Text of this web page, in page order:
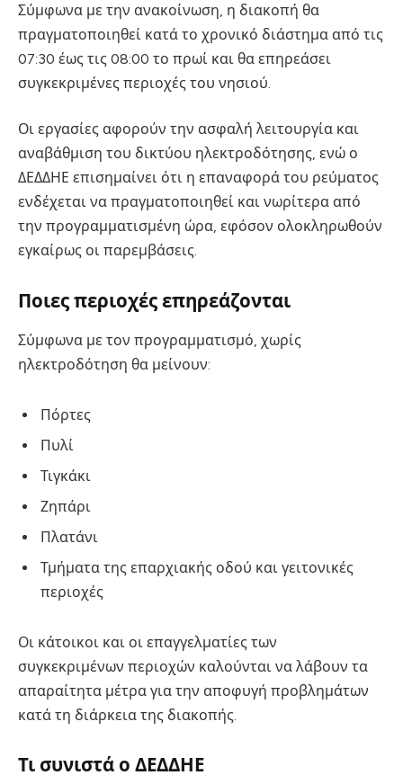
Σύμφωνα με την ανακοίνωση, η διακοπή θα
πραγματοποιηθεί κατά το χρονικό διάστημα από τις
07:30 έως τις 08:00 το πρωί και θα επηρεάσει
συγκεκριμένες περιοχές του νησιού.
Οι εργασίες αφορούν την ασφαλή λειτουργία και
αναβάθμιση του δικτύου ηλεκτροδότησης, ενώ ο
ΔΕΔΔΗΕ επισημαίνει ότι η επαναφορά του ρεύματος
ενδέχεται να πραγματοποιηθεί και νωρίτερα από
την προγραμματισμένη ώρα, εφόσον ολοκληρωθούν
εγκαίρως οι παρεμβάσεις.
Ποιες περιοχές επηρεάζονται
Σύμφωνα με τον προγραμματισμό, χωρίς
ηλεκτροδότηση θα μείνουν:
Πόρτες
Πυλί
Τιγκάκι
Ζηπάρι
Πλατάνι
Τμήματα της επαρχιακής οδού και γειτονικές
περιοχές
Οι κάτοικοι και οι επαγγελματίες των
συγκεκριμένων περιοχών καλούνται να λάβουν τα
απαραίτητα μέτρα για την αποφυγή προβλημάτων
κατά τη διάρκεια της διακοπής.
Τι συνιστά ο ΔΕΔΔΗΕ